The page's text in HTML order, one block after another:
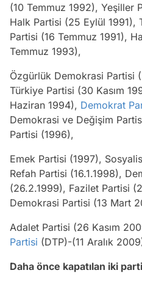
(10 Temmuz 1992), Yeşiller
Halk Partisi (25 Eylül 1991),
Partisi (16 Temmuz 1991),
Temmuz 1993),
Özgürlük Demokrasi Partisi
Türkiye Partisi (30 Kasım
Haziran 1994), Demokrat
Demokrasi ve Değişim
Partisi (1996),
Emek Partisi (1997),
Refah Partisi (16.1.1998),
(26.2.1999), Fazilet Partisi
Demokrasi Partisi (13 Mart
Adalet Partisi (26 Kasım
Partisi (DTP)-(11 Aralık
Daha önce kapatılan iki parti